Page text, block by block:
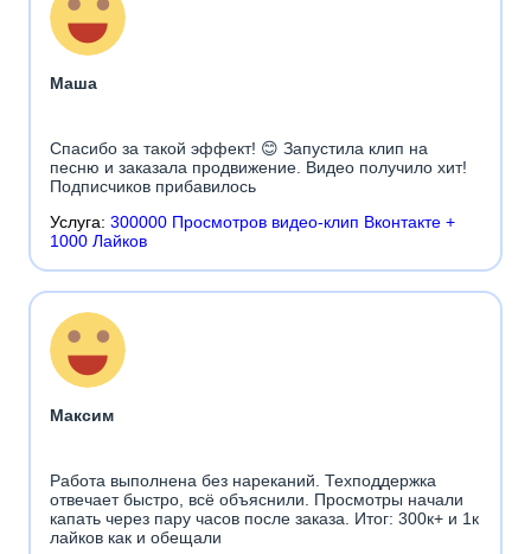
Маша
Спасибо за такой эффект! 😊 Запустила клип на
песню и заказала продвижение. Видео получило хит!
Подписчиков прибавилось
Услуга: 300000 Просмотров видео-клип Вконтакте +
1000 Лайков
Максим
Работа выполнена без нареканий. Техподдержка
отвечает быстро, всё объяснили. Просмотры начали
капать через пару часов после заказа. Итог: 300к+ и 1к
лайков как и обещали